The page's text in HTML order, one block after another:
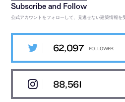
公式アカウントをフォローして、見逃せない建築情報を
62,097
88,561